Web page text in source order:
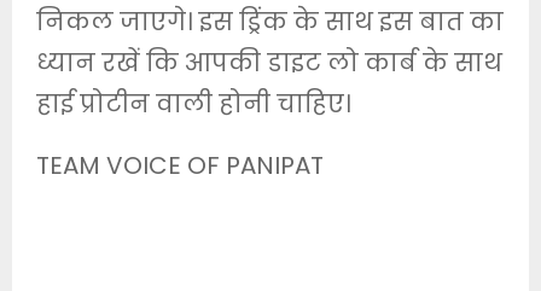
निकल जाएगे। इस ड्रिंक के साथ इस बात का
ध्यान रखें कि आपकी डाइट लो कार्ब के साथ
हाई प्रोटीन वाली होनी चाहिए।
TEAM VOICE OF PANIPAT